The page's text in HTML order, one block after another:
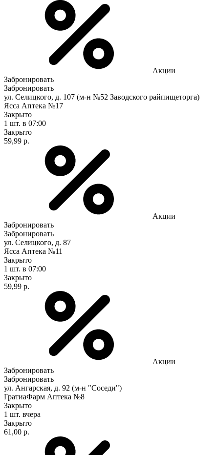
Акции
Забронировать
Забронировать
ул. Селицкого, д. 107 (м-н №52 Заводского райпищеторга)
Ясса Аптека №17
Закрыто
1 шт. в 07:00
Закрыто
59,99 р.
Акции
Забронировать
Забронировать
ул. Селицкого, д. 87
Ясса Аптека №11
Закрыто
1 шт. в 07:00
Закрыто
59,99 р.
Акции
Забронировать
Забронировать
ул. Ангарская, д. 92 (м-н "Соседи")
ГратиаФарм Аптека №8
Закрыто
1 шт. вчера
Закрыто
61,00 р.